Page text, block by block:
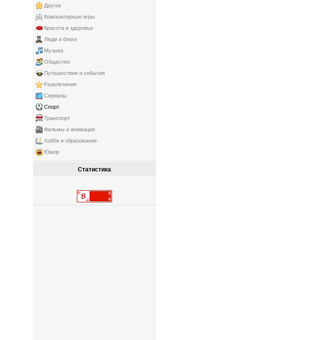
Другое
Компьютерные игры
Красота и здоровье
Люди и блоги
Музыка
Общество
Путешествия и события
Развлечения
Сериалы
Спорт
Транспорт
Фильмы и анимация
Хобби и образование
Юмор
Статистика